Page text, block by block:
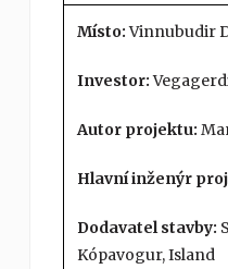
Místo:Vinnubudir
Investor:
Autor projektu:
Hlavní inženýr
Dodavatel stavby:
Kópavogur, Island